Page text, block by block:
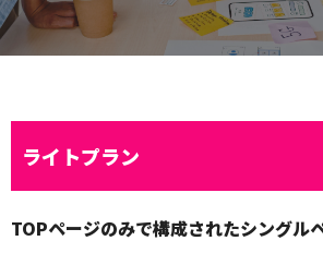
ライトプラン
TOPページのみで構成されたシングル